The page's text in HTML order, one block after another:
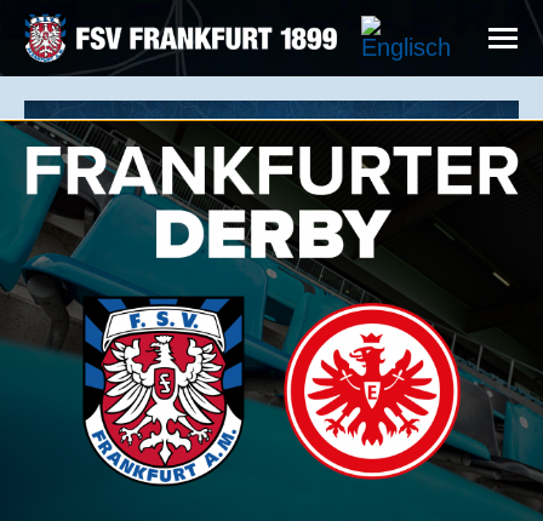
TICKET GUTSCHEINE
VERSCHENKEN SIE IHR
SCHWARZBLAUES HERZ